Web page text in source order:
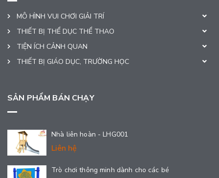
MÔ HÌNH VUI CHƠI GIẢI TRÍ
THIẾT BỊ THỂ DỤC THỂ THAO
TIỆN ÍCH CẢNH QUAN
THIẾT BỊ GIÁO DỤC, TRƯỜNG HỌC
SẢN PHẨM BÁN CHẠY
Nhà liên hoàn - LHG001
Liên hệ
Trò chơi thông minh dành cho các bé